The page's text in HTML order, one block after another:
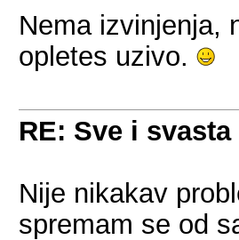
Nema izvinjenja,
opletes uzivo.
RE: Sve i svasta
Nije nikakav
spremam se od